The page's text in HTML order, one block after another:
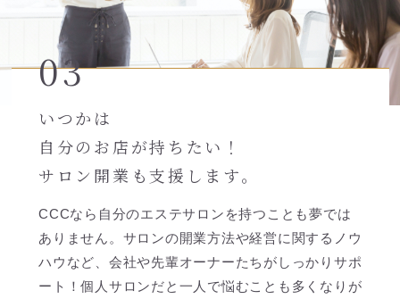
03
いつかは
自分のお店が持ちたい！
サロン開業も支援します。
CCCなら自分のエステサロンを持つことも夢では
ありません。サロンの開業方法や経営に関するノウ
ハウなど、会社や先輩オーナーたちがしっかりサポ
ート！個人サロンだと一人で悩むことも多くなりが